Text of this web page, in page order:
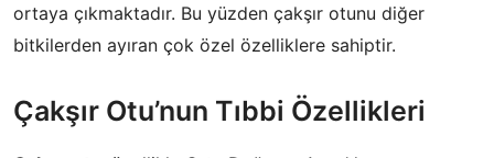
ortaya çıkmaktadır. Bu yüzden çakşır otunu diğer
bitkilerden ayıran çok özel özelliklere sahiptir.
Çakşır Otu’nun Tıbbi Özellikleri